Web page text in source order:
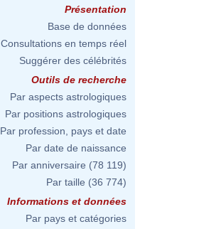
Présentation
Base de données
Consultations en temps réel
Suggérer des célébrités
Outils de recherche
Par aspects astrologiques
Par positions astrologiques
Par profession, pays et date
Par date de naissance
Par anniversaire (78 119)
Par taille (36 774)
Informations et données
Par pays et catégories